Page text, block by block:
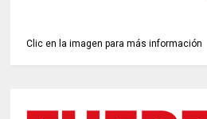
Clic en la imagen para más información